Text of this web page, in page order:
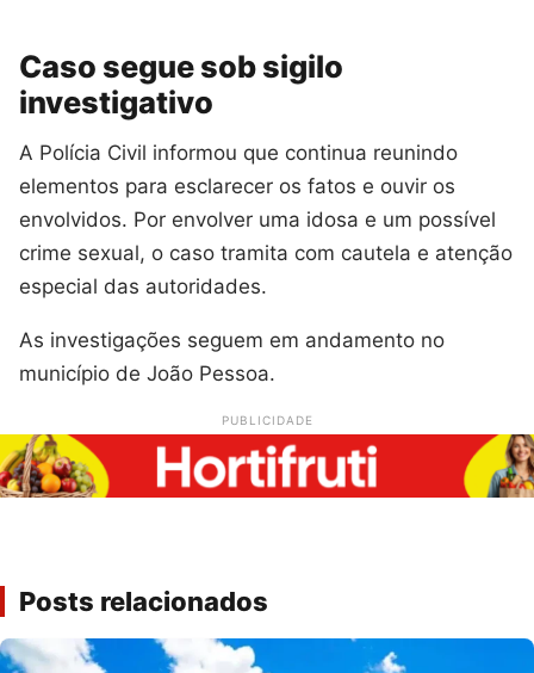
Caso segue sob sigilo
investigativo
A Polícia Civil informou que continua reunindo
elementos para esclarecer os fatos e ouvir os
envolvidos. Por envolver uma idosa e um possível
crime sexual, o caso tramita com cautela e atenção
especial das autoridades.
As investigações seguem em andamento no
município de João Pessoa.
PUBLICIDADE
Posts relacionados